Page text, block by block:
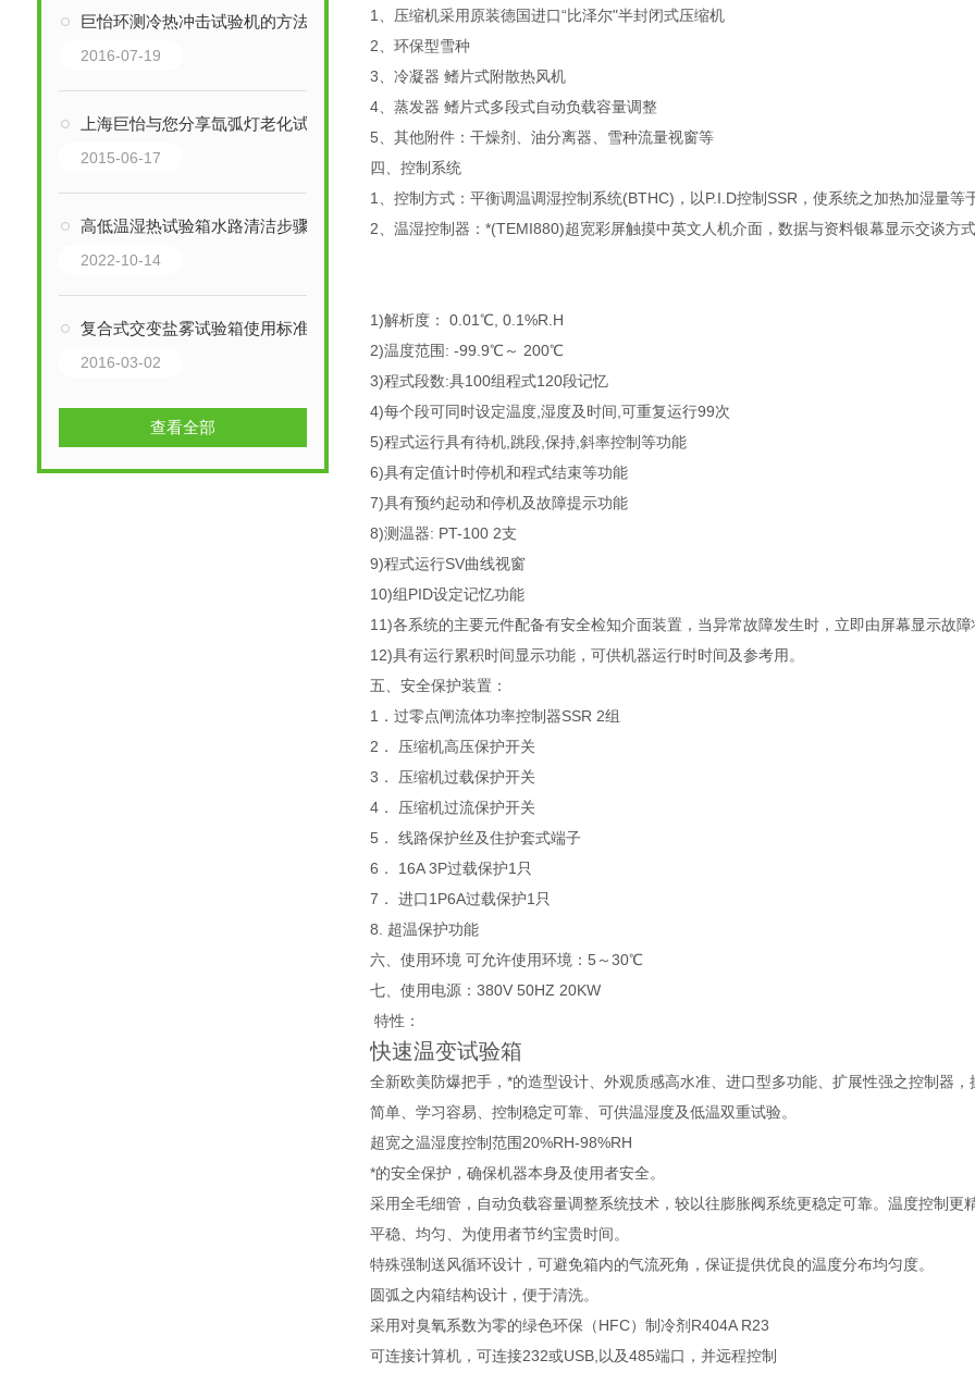
巨怡环测冷热冲击试验机的方法：
2016-07-19
上海巨怡与您分享氙弧灯老化试验箱辐照度的深度分析
2015-06-17
高低温湿热试验箱水路清洁步骤
2022-10-14
复合式交变盐雾试验箱使用标准
2016-03-02
查看全部
1、压缩机采用原装德国进口“比泽尔"半封闭式压缩机
2、环保型雪种
3、冷凝器 鳍片式附散热风机
4、蒸发器 鳍片式多段式自动负载容量调整
5、其他附件：干燥剂、油分离器、雪种流量视窗等
四、控制系统
1、控制方式：平衡调温调湿控制系统(BTHC)，以P.I.D控制SSR，使系统之加热加湿量等
2、温湿控制器：*(TEMI880)超宽彩屏触摸中英文人机介面，数据与资料银幕显示交谈方
1)解析度： 0.01℃, 0.1%R.H
2)温度范围: -99.9℃～ 200℃
3)程式段数:具100组程式120段记忆
4)每个段可同时设定温度,湿度及时间,可重复运行99次
5)程式运行具有待机,跳段,保持,斜率控制等功能
6)具有定值计时停机和程式结束等功能
7)具有预约起动和停机及故障提示功能
8)测温器: PT-100 2支
9)程式运行SV曲线视窗
10)组PID设定记忆功能
11)各系统的主要元件配备有安全检知介面装置，当异常故障发生时，立即由屏幕显示故
12)具有运行累积时间显示功能，可供机器运行时时间及参考用。
五、安全保护装置：
1．过零点闸流体功率控制器SSR 2组
2． 压缩机高压保护开关
3． 压缩机过载保护开关
4． 压缩机过流保护开关
5． 线路保护丝及住护套式端子
6． 16A 3P过载保护1只
7． 进口1P6A过载保护1只
8. 超温保护功能
六、使用环境 可允许使用环境：5～30℃
七、使用电源：380V 50HZ 20KW
特性：
快速温变试验箱
全新欧美防爆把手，*的造型设计、外观质感高水准、进口型多功能、扩展性强之控制器，
简单、学习容易、控制稳定可靠、可供温湿度及低温双重试验。
超宽之温湿度控制范围20%RH-98%RH
*的安全保护，确保机器本身及使用者安全。
采用全毛细管，自动负载容量调整系统技术，较以往膨胀阀系统更稳定可靠。温度控制更
平稳、均匀、为使用者节约宝贵时间。
特殊强制送风循环设计，可避免箱内的气流死角，保证提供优良的温度分布均匀度。
圆弧之内箱结构设计，便于清洗。
采用对臭氧系数为零的绿色环保（HFC）制冷剂R404A R23
可连接计算机，可连接232或USB,以及485端口，并远程控制